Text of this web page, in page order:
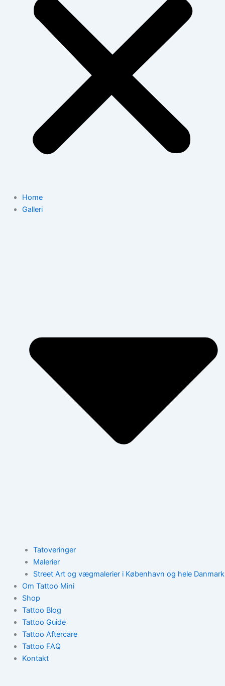
Home
Galleri
Tatoveringer
Malerier
Street Art og vægmalerier i København og hele Danmark
Om Tattoo Mini
Shop
Tattoo Blog
Tattoo Guide
Tattoo Aftercare
Tattoo FAQ
Kontakt